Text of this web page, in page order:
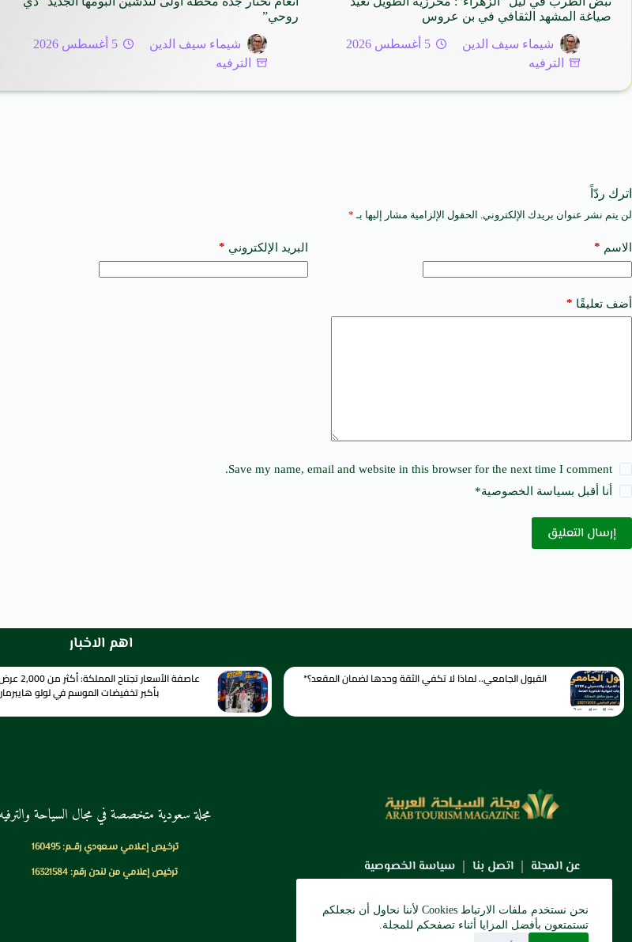
نحن نستخدم ملفات الارتباط Cookies لأننا نحاول أن نجعلكم
تستمتعون بأفضل المزايا أثناء تصفحكم للمجلة.
صياغة المشهد الثقافي في بن عروس
شيماء سيف الدين
5 أغسطس 2026
الترفيه
روحي”
شيماء سيف الدين
5 أغسطس 2026
الترفيه
اترك ردّاً
لن يتم نشر عنوان بريدك الإلكتروني. الحقول الإلزامية مشار إليها بـ *
الاسم * البريد الإلكتروني *
أضف تعليقًا *
Save my name, email and website in this browser for the next time I comment.
أنا أقبل بسياسة الخصوصية*
إرسال التعليق
A
t
e
a
t
اهم الاخبار
القبول الجامعي.. لماذا لا تكفي الثقة وحدها لضمان المقعد؟* عاصفة
بأكبر تخفيضات الموسم في لولو
عن المجلة اتصل بنا سياسة الخصوصية
مجلة سعودية متخصصة في مجال السياحة والترفيه
ترخـيص إعـلامي سـعودي رقــم: 160495
ترخيص إعلامي من لندن رقم: 16321584